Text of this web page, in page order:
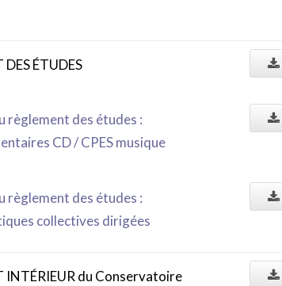
DES ÉTUDES
règlement des études :
CD / CPES musique
règlement des études :
collectives dirigées
INTÉRIEUR du Conservatoire